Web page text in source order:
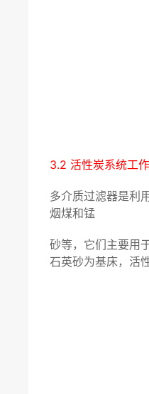
3.2 活性炭系统工
多介质过滤器是利
烟煤和锰
砂等，它们主要用
石英砂为基床，活